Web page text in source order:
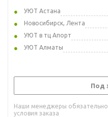
УЮТ Астана
Новосибирск, Лента
УЮТ в тц Апорт
УЮТ Алматы
Под
Наши менеджеры обязательно
условия заказа